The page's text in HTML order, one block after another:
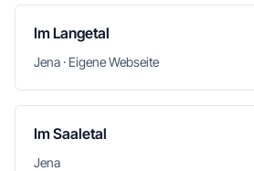
Im Langetal
Jena · Eigene Webseite
Im Saaletal
Jena